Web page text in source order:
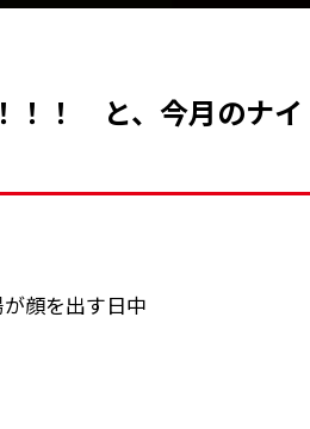
！！ と、今月のナイ
顔を出す日中